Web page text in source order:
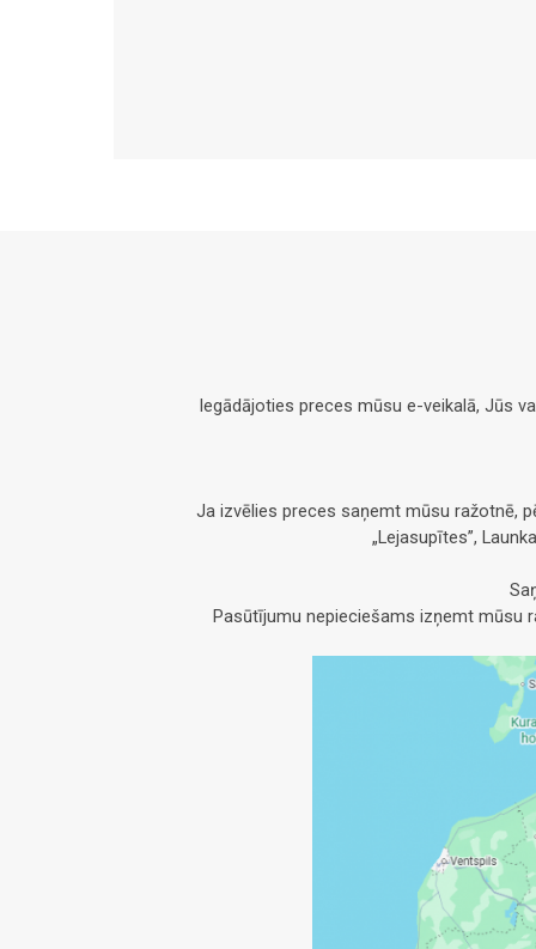
Iegādājoties preces mūsu e-veikalā, Jūs
Ja izvēlies preces saņemt mūsu ražotnē,
„Lejasupītes”,
Pasūtījumu nepieciešams izņemt mūsu